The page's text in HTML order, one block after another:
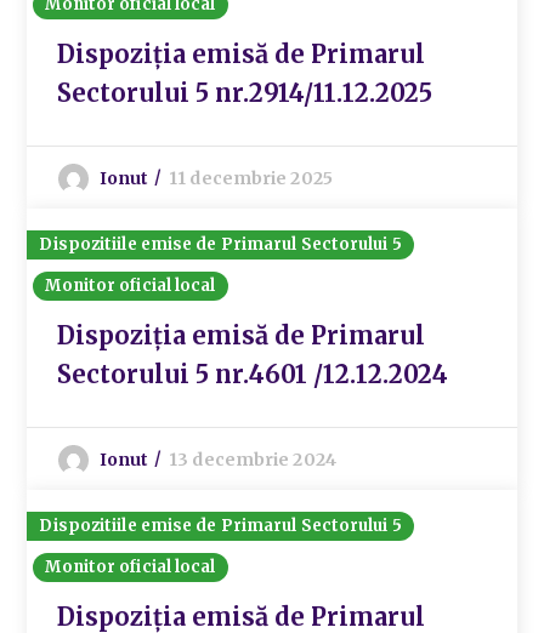
Dispoziția emisă de Primarul
Sectorului 5 nr.2914/11.12.2025
Ionut 11 decembrie 2025
Dispozitiile emise de Primarul Sectorului 5
Monitor oficial local
Dispoziția emisă de Primarul
Sectorului 5 nr.4601 /12.12.2024
Ionut 13 decembrie 2024
Dispozitiile emise de Primarul Sectorului 5
Monitor oficial local
Dispoziția emisă de Primarul